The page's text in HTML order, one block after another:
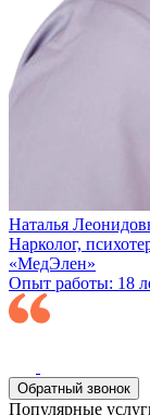
Наталья
Нарколог,
«МедЭлен»
Опыт работы: 18
Обратный звонок
Популярные